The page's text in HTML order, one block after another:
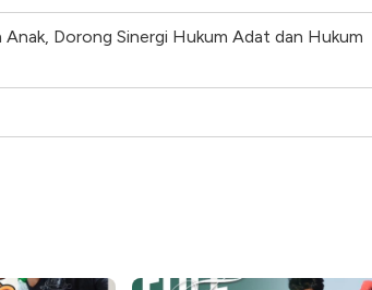
Dorong Sinergi Hukum Adat dan Hukum